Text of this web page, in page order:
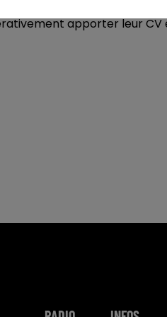
9h à 13h au sein de son
apporter leur CV